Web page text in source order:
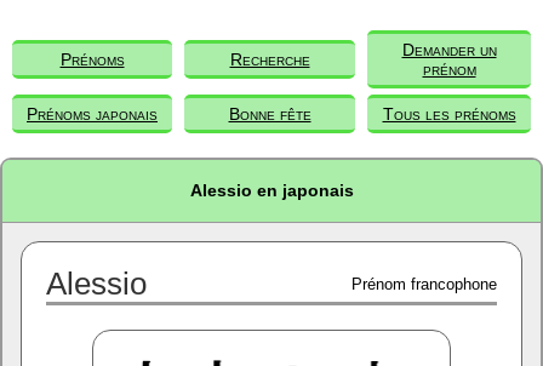
Prénoms Recherche
Demander un
prénom
Prénoms japonais Bonne fête Tous les prénoms
Alessio en japonais
Alessio Prénom francophone